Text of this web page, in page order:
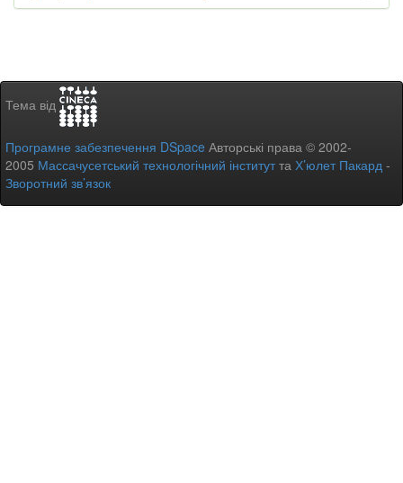
Тема від
Програмне забезпечення DSpace Авторські права © 2002-
2005 Массачусетський технологічний інститутта Х’юлет Пакард -
Зворотний зв’язок